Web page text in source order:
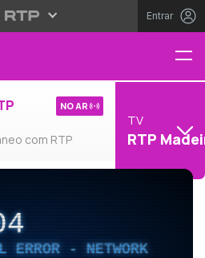
Entrar
com RTP
NO AR
TV
RTP
ERROR - NETWORK